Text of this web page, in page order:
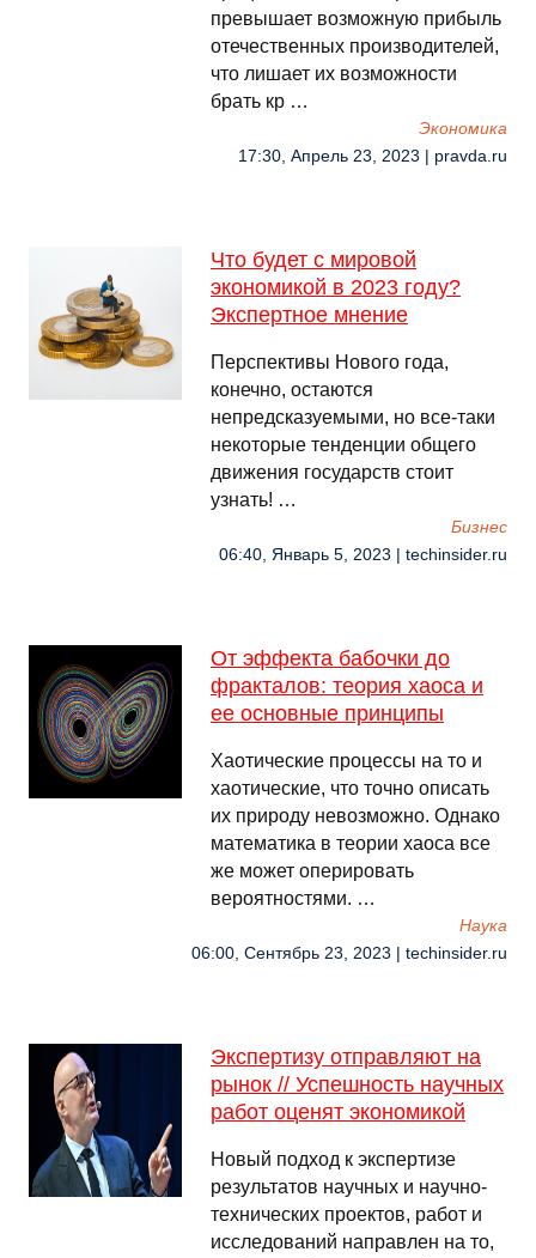
превышает возможную прибыль
отечественных производителей,
что лишает их возможности
брать кр …
Экономика
17:30, Апрель 23, 2023 | pravda.ru
Что будет с мировой
экономикой в 2023 году?
Экспертное мнение
Перспективы Нового года,
конечно, остаются
непредсказуемыми, но все-таки
некоторые тенденции общего
движения государств стоит
узнать! …
Бизнес
06:40, Январь 5, 2023 | techinsider.ru
От эффекта бабочки до
фракталов: теория хаоса и
ее основные принципы
Хаотические процессы на то и
хаотические, что точно описать
их природу невозможно. Однако
математика в теории хаоса все
же может оперировать
вероятностями. …
Наука
06:00, Сентябрь 23, 2023 | techinsider.ru
Экспертизу отправляют на
рынок // Успешность научных
работ оценят экономикой
Новый подход к экспертизе
результатов научных и научно-
технических проектов, работ и
исследований направлен на то,